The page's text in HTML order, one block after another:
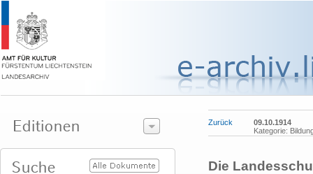
Zurück
09.10.1914
Kategorie:
Die